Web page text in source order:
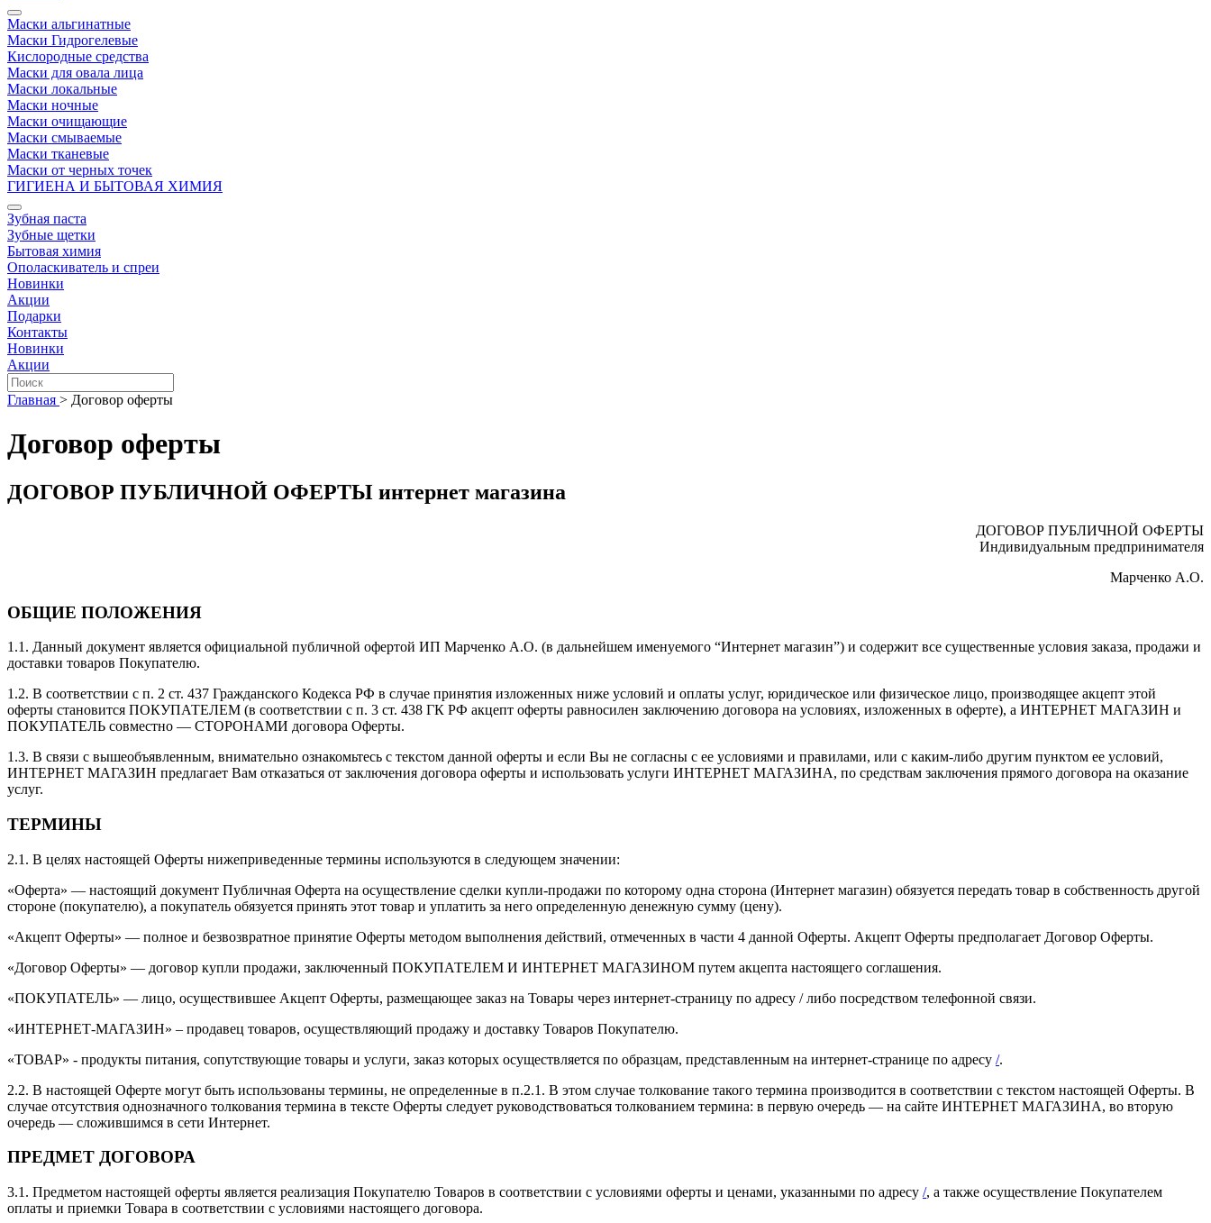
Маски альгинатные
Маски Гидрогелевые
Кислородные средства
Маски для овала лица
Маски локальные
Маски ночные
Маски очищающие
Маски смываемые
Маски тканевые
Маски от черных точек
ГИГИЕНА И БЫТОВАЯ ХИМИЯ
Зубная паста
Зубные щетки
Бытовая химия
Ополаскиватель и спреи
Новинки
Акции
Подарки
Контакты
Новинки
Акции
Главная > Договор оферты
Договор оферты
ДОГОВОР ПУБЛИЧНОЙ ОФЕРТЫ интернет магазина
ДОГОВОР ПУБЛИЧНОЙ ОФЕРТЫ
Индивидуальным предпринимателя
Марченко А.О.
ОБЩИЕ ПОЛОЖЕНИЯ
1.1. Данный документ является официальной публичной офертой ИП Марченко А.О. (в дальнейшем именуемого “Интернет магазин”) и содержит все существенные условия заказа, продажи и
доставки товаров Покупателю.
1.2. В соответствии с п. 2 ст. 437 Гражданского Кодекса РФ в случае принятия изложенных ниже условий и оплаты услуг, юридическое или физическое лицо, производящее акцепт этой
оферты становится ПОКУПАТЕЛЕМ (в соответствии с п. 3 ст. 438 ГК РФ акцепт оферты равносилен заключению договора на условиях, изложенных в оферте), а ИНТЕРНЕТ МАГАЗИН и
ПОКУПАТЕЛЬ совместно — СТОРОНАМИ договора Оферты.
1.3. В связи с вышеобъявленным, внимательно ознакомьтесь с текстом данной оферты и если Вы не согласны с ее условиями и правилами, или с каким-либо другим пунктом ее условий,
ИНТЕРНЕТ МАГАЗИН предлагает Вам отказаться от заключения договора оферты и использовать услуги ИНТЕРНЕТ МАГАЗИНА, по средствам заключения прямого договора на оказание
услуг.
ТЕРМИНЫ
2.1. В целях настоящей Оферты нижеприведенные термины используются в следующем значении:
«Оферта» — настоящий документ Публичная Оферта на осуществление сделки купли-продажи по которому одна сторона (Интернет магазин) обязуется передать товар в собственность другой
стороне (покупателю), а покупатель обязуется принять этот товар и уплатить за него определенную денежную сумму (цену).
«Акцепт Оферты» — полное и безвозвратное принятие Оферты методом выполнения действий, отмеченных в части 4 данной Оферты. Акцепт Оферты предполагает Договор Оферты.
«Договор Оферты» — договор купли продажи, заключенный ПОКУПАТЕЛЕМ И ИНТЕРНЕТ МАГАЗИНОМ путем акцепта настоящего соглашения.
«ПОКУПАТЕЛЬ» — лицо, осуществившее Акцепт Оферты, размещающее заказ на Товары через интернет-страницу по адресу / либо посредством телефонной связи.
«ИНТЕРНЕТ-МАГАЗИН» – продавец товаров, осуществляющий продажу и доставку Товаров Покупателю.
«ТОВАР» - продукты питания, сопутствующие товары и услуги, заказ которых осуществляется по образцам, представленным на интернет-странице по адресу /.
2.2. В настоящей Оферте могут быть использованы термины, не определенные в п.2.1. В этом случае толкование такого термина производится в соответствии с текстом настоящей Оферты. В
случае отсутствия однозначного толкования термина в тексте Оферты следует руководствоваться толкованием термина: в первую очередь — на сайте ИНТЕРНЕТ МАГАЗИНА, во вторую
очередь — сложившимся в сети Интернет.
ПРЕДМЕТ ДОГОВОРА
3.1. Предметом настоящей оферты является реализация Покупателю Товаров в соответствии с условиями оферты и ценами, указанными по адресу /, а также осуществление Покупателем
оплаты и приемки Товара в соответствии с условиями настоящего договора.